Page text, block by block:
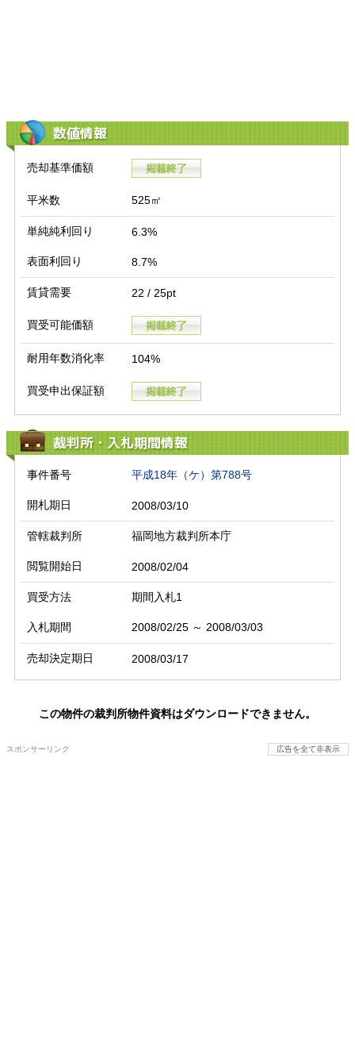
数値情報
売却基準価額
平米数 525㎡
単純純利回り 6.3%
表面利回り 8.7%
賃貸需要 22 / 25pt
買受可能価額
耐用年数消化率 104%
買受申出保証額
裁判所・入札期間情報
事件番号 平成18年（ケ）第788号
開札期日 2008/03/10
管轄裁判所 福岡地方裁判所本庁
閲覧開始日 2008/02/04
買受方法 期間入札1
入札期間 2008/02/25 ～ 2008/03/03
売却決定期日 2008/03/17
この物件の裁判所物件資料はダウンロードできません。
スポンサーリンク 広告を全て非表示